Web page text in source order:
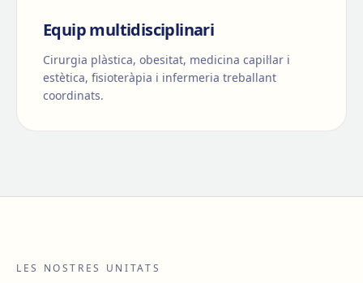
Equip multidisciplinari
Cirurgia plàstica, obesitat, medicina capil·lar i
estètica, fisioteràpia i infermeria treballant
coordinats.
LES NOSTRES UNITATS